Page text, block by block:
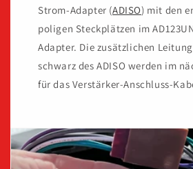
Strom-Adapter (ADISO) mit den
poligen Steckplätzen im
Adapter. Die zusätzlichen
schwarz des ADISO werden im
für das Verstärker-Anschluss-